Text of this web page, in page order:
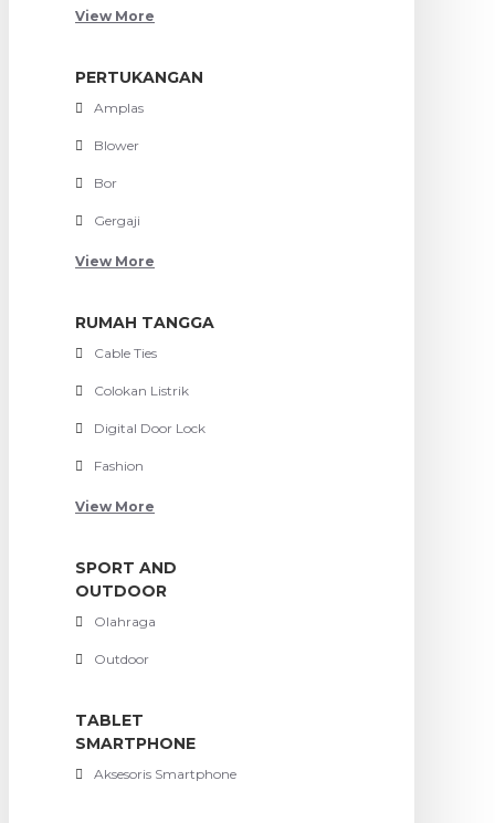
View More
PERTUKANGAN
Amplas
Blower
Bor
Gergaji
View More
RUMAH TANGGA
Cable Ties
Colokan Listrik
Digital Door Lock
Fashion
View More
SPORT AND
OUTDOOR
Olahraga
Outdoor
TABLET
SMARTPHONE
Aksesoris Smartphone